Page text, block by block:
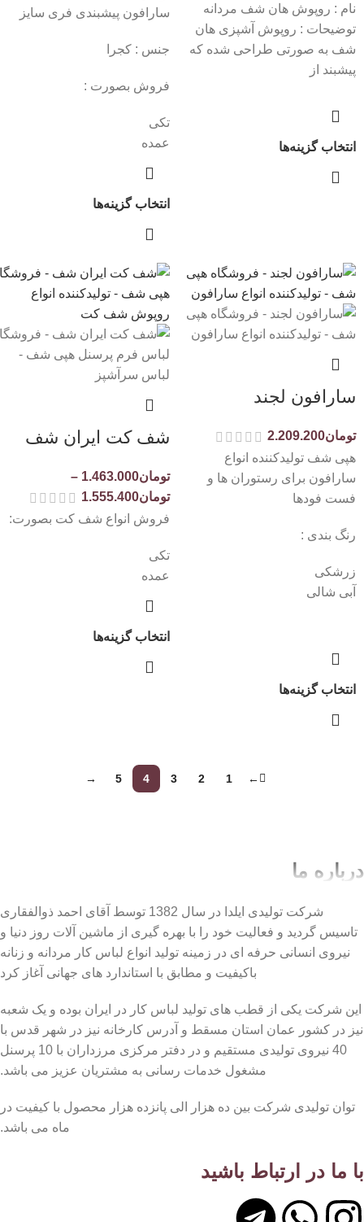
نام : روپوش هان شف مردانه
توضیحات : روپوش آشپزی هان
شف به صورتی طراحی شده که
پیشبند از
انتخاب گزینه‌ها
سارافون پیشبندی فری سایز
جنس : کجرا
فروش بصورت :
تکی
عمده
انتخاب گزینه‌ها
سارافون لجند
تومان2.209.200
هپی شف تولیدکننده انواع
سارافون برای رستوران ها و
فست فودها
رنگ بندی :
زرشکی
آبی شالی
انتخاب گزینه‌ها
شف کت ایران شف
تومان1.463.000
–
تومان1.555.400
فروش انواع شف کت بصورت:
تکی
عمده
انتخاب گزینه‌ها
←
1
2
3
4
5
→
درباره ما
شرکت تولیدی ایلدا در سال 1382 توسط آقای احمد ذوالفقاری
تاسیس گردید و فعالیت خود را با بهره گیری از ماشین آلات روز دنیا و
نیروی انسانی حرفه ای در زمینه تولید انواع لباس کار مردانه و زنانه
باکیفیت و مطابق با استاندارد های جهانی آغاز کرد
این شرکت یکی از قطب های تولید لباس کار در ایران بوده و یک شعبه
نیز در کشور عمان استان مسقط و آدرس کارخانه نیز در شهر قدس با
40 نیروی تولیدی مستقیم و در دفتر مرکزی مرزداران با 10 پرسنل
مشغول خدمات رسانی به مشتریان عزیز می باشد.
توان تولیدی شرکت بین ده هزار الی پانزده هزار محصول با کیفیت در
ماه می باشد.
با ما در ارتباط باشید